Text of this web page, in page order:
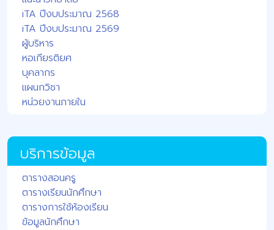
iTA ปีงบประมาณ 2568
iTA ปีงบประมาณ 2569
ผู้บริหาร
หอเกียรติยศ
บุคลากร
แผนกวิชา
หน่วยงานภายใน
บริการข้อมูล
ตารางสอนครู
ตารางเรียนนักศึกษา
ตารางการใช้ห้องเรียน
ข้อมูลนักศึกษา